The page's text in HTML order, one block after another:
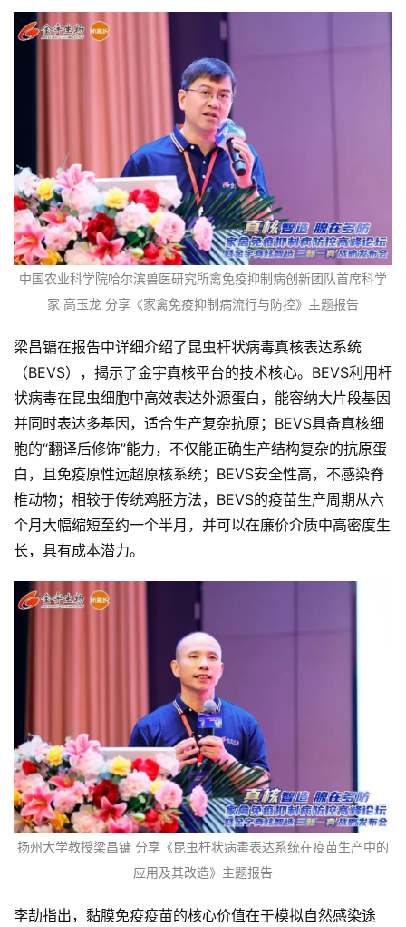
中国农业科学院哈尔滨兽医研究所禽免疫抑制病创新团队首席科学
家 高玉龙 分享《家禽免疫抑制病流行与防控》主题报告
梁昌镛在报告中详细介绍了昆虫杆状病毒真核表达系统
（BEVS），揭示了金宇真核平台的技术核心。BEVS利用杆
状病毒在昆虫细胞中高效表达外源蛋白，能容纳大片段基因
并同时表达多基因，适合生产复杂抗原；BEVS具备真核细
胞的“翻译后修饰”能力，不仅能正确生产结构复杂的抗原蛋
白，且免疫原性远超原核系统；BEVS安全性高，不感染脊
椎动物；相较于传统鸡胚方法，BEVS的疫苗生产周期从六
个月大幅缩短至约一个半月，并可以在廉价介质中高密度生
长，具有成本潜力。
扬州大学教授梁昌镛 分享《昆虫杆状病毒表达系统在疫苗生产中的
应用及其改造》主题报告
李劼指出，黏膜免疫疫苗的核心价值在于模拟自然感染途